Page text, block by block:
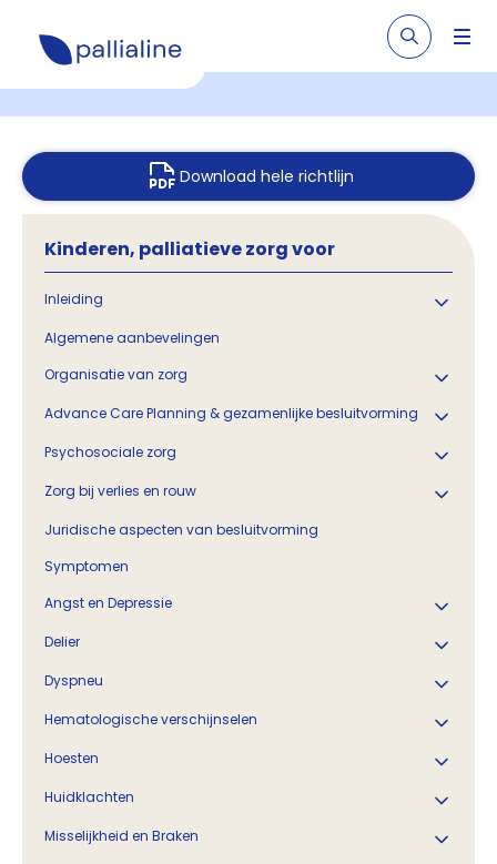
Download hele richtlijn
Kinderen, palliatieve zorg voor
Inleiding
Algemene aanbevelingen
Organisatie van zorg
Advance Care Planning & gezamenlijke besluitvorming
Psychosociale zorg
Zorg bij verlies en rouw
Juridische aspecten van besluitvorming
Symptomen
Angst en Depressie
Delier
Dyspneu
Hematologische verschijnselen
Hoesten
Huidklachten
Misselijkheid en Braken